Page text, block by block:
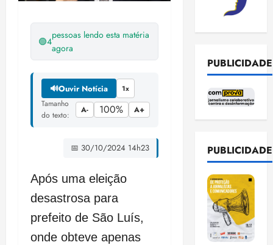
🟢4
pessoas lendo esta matéria
agora
🔊Ouvir Notícia 1x
Tamanho
do texto:
A- 100% A+
📅 30/10/2024 14h23
Após uma eleição
desastrosa para
prefeito de São Luís,
onde obteve apenas
PUBLICIDADE
PUBLICIDADE